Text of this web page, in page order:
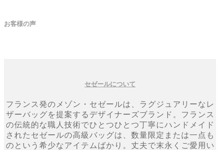
お客様の声
セゼールについて
フランス発のメゾン・セゼールは、ラグジュアリーなレ
ザーバッグを提案するデザイナーズブランド。フランス
の伝統的な職人技術でひとつひとつ丁寧にハンドメイド
されたセゼールの高級バッグは、数量限定または一点も
のという希少なアイテムばかり。丈夫で末永くご愛用い